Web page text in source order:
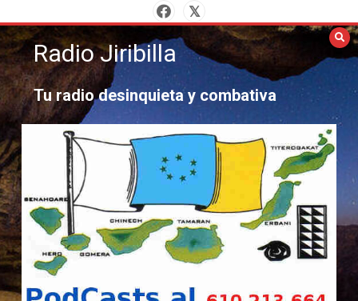
al
contenidoRadio Jiribilla
Tu radio desinquieta y combativa